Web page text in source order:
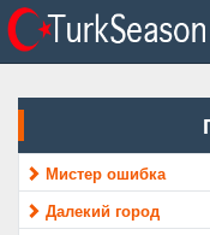
Мистер ошибка
Далекий город